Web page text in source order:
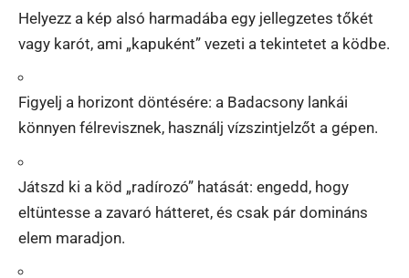
Helyezz a kép alsó harmadába egy jellegzetes tőkét
vagy karót, ami „kapuként” vezeti a tekintetet a ködbe.
Figyelj a horizont döntésére: a Badacsony lankái
könnyen félrevisznek, használj vízszintjelzőt a gépen.
Játszd ki a köd „radírozó” hatását: engedd, hogy
eltüntesse a zavaró hátteret, és csak pár domináns
elem maradjon.